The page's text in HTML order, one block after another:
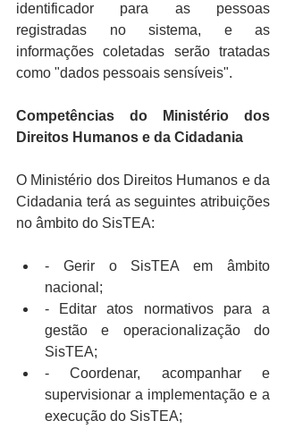
identificador para as pessoas
registradas no sistema, e as
informações coletadas serão tratadas
como "dados pessoais sensíveis".
Competências do Ministério dos
Direitos Humanos e da Cidadania
O Ministério dos Direitos Humanos e da
Cidadania terá as seguintes atribuições
no âmbito do SisTEA:
- Gerir o SisTEA em âmbito
nacional;
- Editar atos normativos para a
gestão e operacionalização do
SisTEA;
- Coordenar, acompanhar e
supervisionar a implementação e a
execução do SisTEA;